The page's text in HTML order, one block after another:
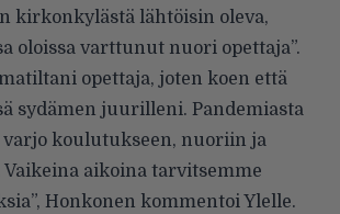
kirkonkylästä lähtöisin oleva,
oloissa varttunut nuori opettaja”.
opettaja, joten koen että
sydämen juurilleni. Pandemiasta
varjo koulutukseen, nuoriin ja
aikoina tarvitsemme
Honkonen kommentoiYlelle.